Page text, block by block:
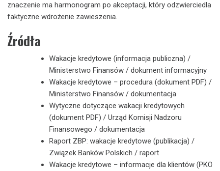
znaczenie ma harmonogram po akceptacji, który odzwierciedla
faktyczne wdrożenie zawieszenia.
Źródła
Wakacje kredytowe (informacja publiczna) /
Ministerstwo Finansów / dokument informacyjny
Wakacje kredytowe – procedura (dokument PDF) /
Ministerstwo Finansów / dokumentacja
Wytyczne dotyczące wakacji kredytowych
(dokument PDF) / Urząd Komisji Nadzoru
Finansowego / dokumentacja
Raport ZBP: wakacje kredytowe (publikacja) /
Związek Banków Polskich / raport
Wakacje kredytowe – informacje dla klientów (PKO